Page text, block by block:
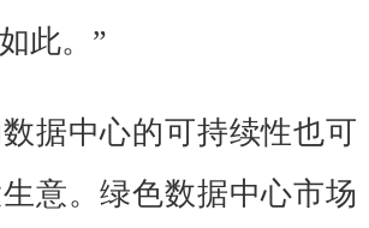
此。”
据中心的可持续性也可
意。绿色数据中心市场